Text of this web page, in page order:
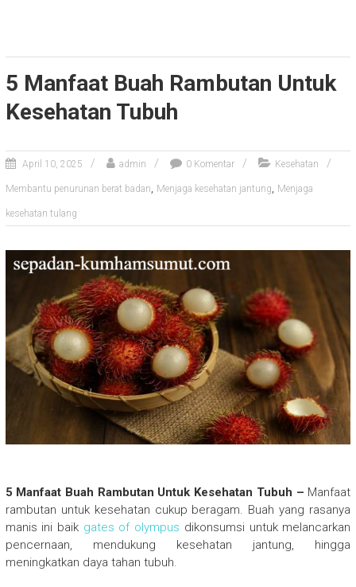
5 Manfaat Buah Rambutan Untuk
Kesehatan Tubuh
April 10, 2025 admin 0 Komentar Kesehatan
Membantu penurunan berat badan, Menjaga kesehatan jantung, Menjaga
kesehatan tulang
5 Manfaat Buah Rambutan Untuk Kesehatan Tubuh – Manfaat
rambutan untuk kesehatan cukup beragam. Buah yang rasanya
manis ini baik gates of olympus dikonsumsi untuk melancarkan
pencernaan, mendukung kesehatan jantung, hingga
meningkatkan daya tahan tubuh.